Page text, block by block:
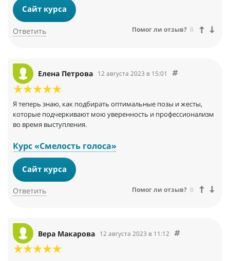
Сайт курса
Ответить Помог ли отзыв? 0
Елена Петрова 12 августа 2023 в 15:01
Я теперь знаю, как подбирать оптимальные позы и жесты,
которые подчеркивают мою уверенность и профессионализм
во время выступления.
Курс «Смелость голоса»
Сайт курса
Ответить Помог ли отзыв? 0
Вера Макарова 12 августа 2023 в 11:12